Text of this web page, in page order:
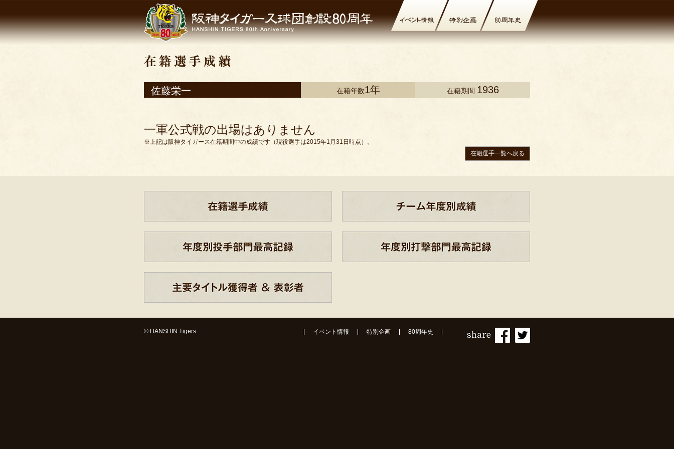
佐藤栄一 在籍年数1年 在籍期間 1936
一軍公式戦の出場はありません
※上記は阪神タイガース在籍期間中の成績です（現役選手は2015年1月31日時点）。
在籍選手一覧へ戻る
© HANSHIN Tigers. イベント情報 特別企画 80周年史